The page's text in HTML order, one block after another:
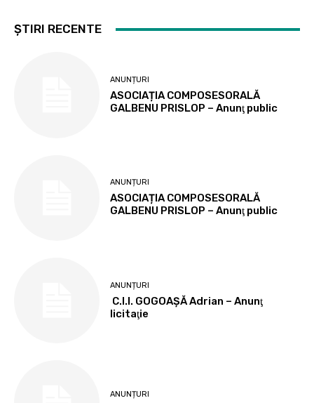
ȘTIRI RECENTE
ANUNȚURI
ASOCIAȚIA COMPOSESORALĂ
GALBENU PRISLOP – Anunţ public
ANUNȚURI
ASOCIAȚIA COMPOSESORALĂ
GALBENU PRISLOP – Anunţ public
ANUNȚURI
C.I.I. GOGOAŞĂ Adrian – Anunţ
licitaţie
ANUNȚURI